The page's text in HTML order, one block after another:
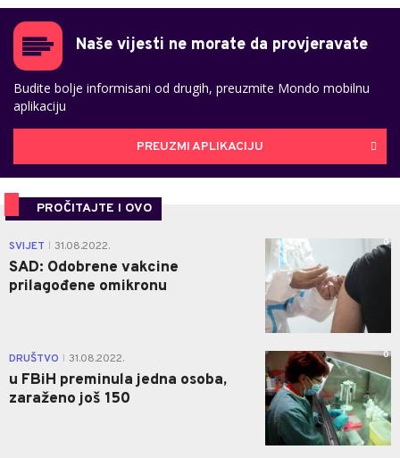
Naše vijesti ne morate da provjeravate
Budite bolje informisani od drugih, preuzmite Mondo mobilnu
aplikaciju
PREUZMI APLIKACIJU
PROČITAJTE I OVO
SVIJET 31.08.2022.
SAD: Odobrene vakcine
prilagođene omikronu
0
DRUŠTVO 31.08.2022.
u FBiH preminula jedna osoba,
zaraženo još 150
0